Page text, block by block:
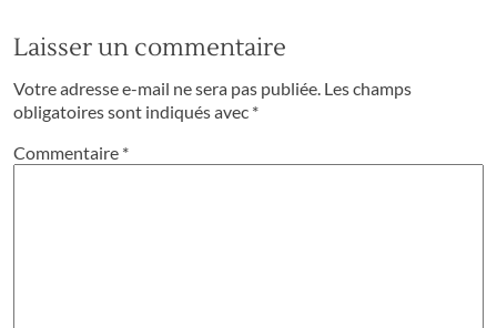
Laisser un commentaire
Votre adresse e-mail ne sera pas publiée. Les champs
obligatoires sont indiqués avec *
Commentaire *